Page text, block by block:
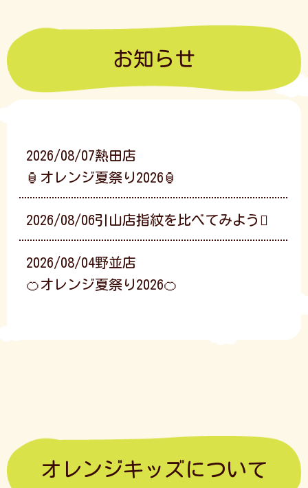
お知らせ
2026/08/07熱田店
🏮オレンジ夏祭り2026🏮
2026/08/06引山店指紋を比べてみよう🫆
2026/08/04野並店
🍊オレンジ夏祭り2026🍊
オレンジキッズについて